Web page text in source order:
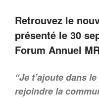
Retrouvez le
présenté le 30
Forum Annuel
“Je t’ajoute dans
rejoindre la